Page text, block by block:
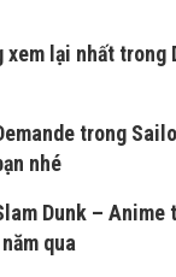
xem lại nhất trong
trong
nhé
Dunk – Anime
qua